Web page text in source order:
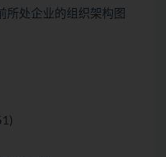
所处企业的组织架构图